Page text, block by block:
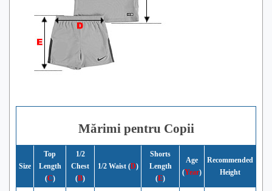
Mărimi pentru Copii
Size
Top
Length
(C)
1/2
Chest
(B)
1/2 Waist (D)
Shorts
Length
(E)
Age
(Year)
Recommended
Height